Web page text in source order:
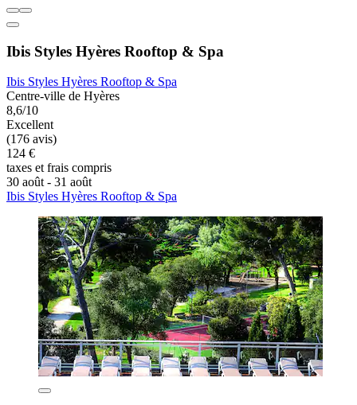
Ibis Styles Hyères Rooftop & Spa
Ibis Styles Hyères Rooftop & Spa
Centre-ville de Hyères
8,6/10
Excellent
(176 avis)
124 €
taxes et frais compris
30 août - 31 août
Ibis Styles Hyères Rooftop & Spa